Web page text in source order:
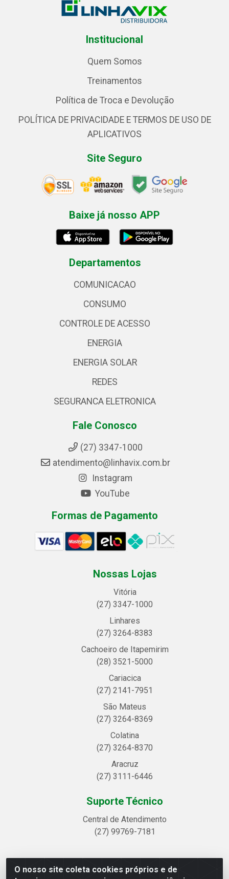
O nosso site coleta cookies próprios e de
Institucional
Quem Somos
Treinamentos
Política de Troca e Devolução
POLÍTICA DE PRIVACIDADE E TERMOS DE USO DE
APLICATIVOS
Site Seguro
Baixe já nosso APP
Departamentos
COMUNICACAO
CONSUMO
CONTROLE DE ACESSO
ENERGIA
ENERGIA SOLAR
REDES
SEGURANCA ELETRONICA
Fale Conosco
(27) 3347-1000
atendimento@linhavix.com.br
Instagram
YouTube
Formas de Pagamento
Nossas Lojas
Vitória
(27) 3347-1000
Linhares
(27) 3264-8383
Cachoeiro de Itapemirim
(28) 3521-5000
Cariacica
(27) 2141-7951
São Mateus
(27) 3264-8369
Colatina
(27) 3264-8370
Aracruz
(27) 3111-6446
Suporte Técnico
Central de Atendimento
(27) 99769-7181
Linhavix Distribuidora LTDA - Avenida Alegre, 2521 -